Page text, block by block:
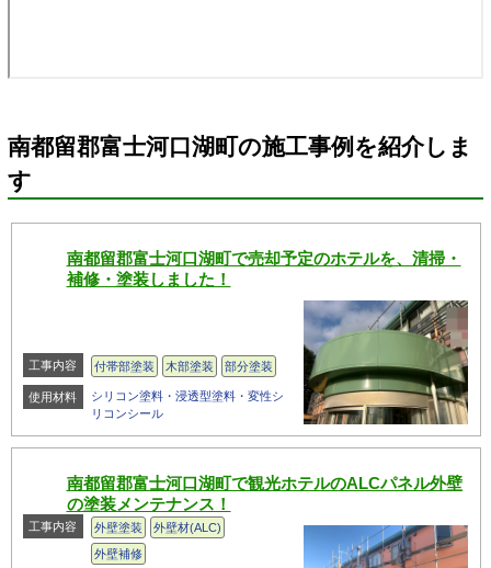
南都留郡富士河口湖町の施工事例を紹介しま
す
南都留郡富士河口湖町で売却予定のホテルを、清掃・
補修・塗装しました！
工事内容 付帯部塗装 木部塗装 部分塗装
使用材料
シリコン塗料・浸透型塗料・変性シ
リコンシール
南都留郡富士河口湖町で観光ホテルのALCパネル外壁
の塗装メンテナンス！
工事内容 外壁塗装
外壁材(ALC)
外壁補修